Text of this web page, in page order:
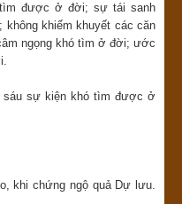
tìm được ở đời; sự tái sanh
khiếm khuyết các căn
ngọng khó tìm ở đời; ước
sáu sự kiện khó tìm được ở
khi chứng ngộ quả Dự lưu.